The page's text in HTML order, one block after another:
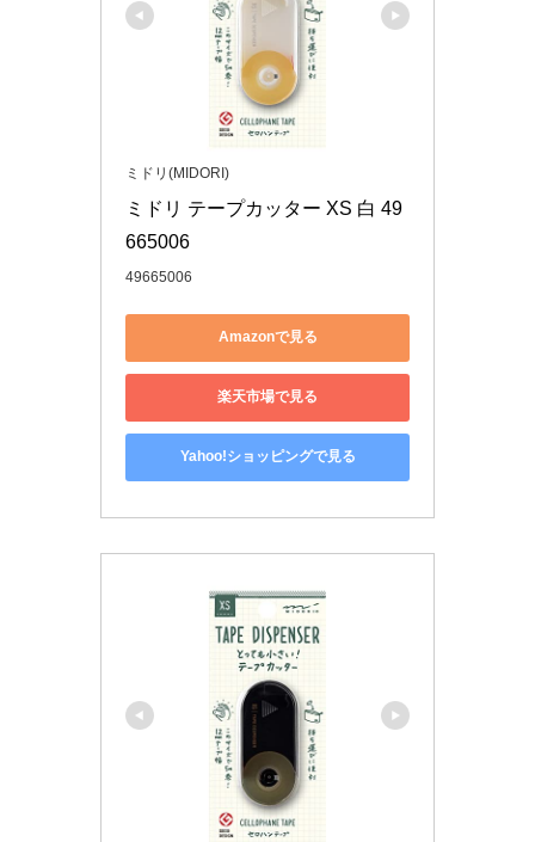
ミドリ(MIDORI)
ミドリ テープカッター XS 白 49
665006
49665006
Amazonで見る
楽天市場で見る
Yahoo!ショッピングで見る